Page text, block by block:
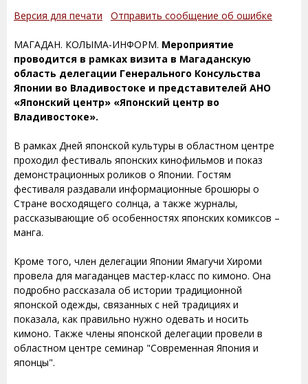
Версия для печати Отправить сообщение об ошибке
МАГАДАН. КОЛЫМА-ИНФОРМ. Мероприятие
проводится в рамках визита в Магаданскую
область делегации Генерального Консульства
Японии во Владивостоке и представителей АНО
«Японский центр» «Японский центр во
Владивостоке».
В рамках Дней японской культуры в областном центре
проходил фестиваль японских кинофильмов и показ
демонстрационных роликов о Японии. Гостям
фестиваля раздавали информационные брошюры о
Стране восходящего солнца, а также журналы,
рассказывающие об особенностях японских комиксов –
манга.
Кроме того, член делегации Японии Ямагучи Хироми
провела для магаданцев мастер-класс по кимоно. Она
подробно рассказала об истории традиционной
японской одежды, связанных с ней традициях и
показала, как правильно нужно одевать и носить
кимоно. Также члены японской делегации провели в
областном центре семинар "Современная Япония и
японцы".